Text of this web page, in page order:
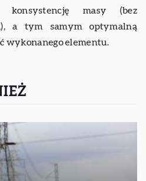
konsystencję masy (bez
a tym samym optymalną
wykonanego elementu.